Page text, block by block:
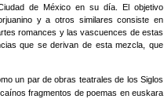
de México en su día. El objetivo
y a otros similares consiste en
romances y las vascuences de estas
que se derivan de esta mezcla, que
un par de obras teatrales de los Siglos
fragmentos de poemas en euskara